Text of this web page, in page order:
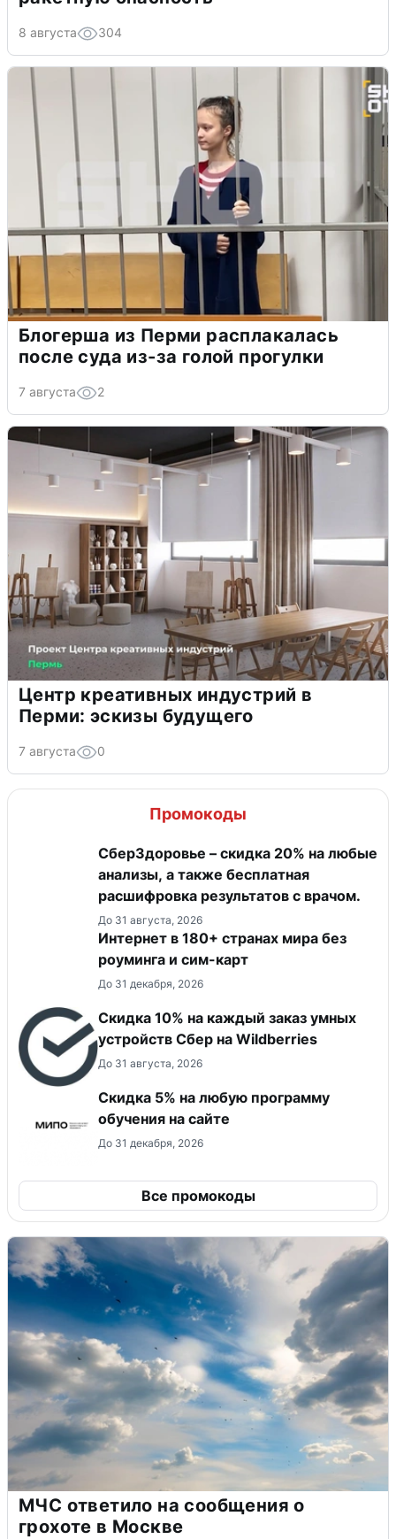
8 августа 304
Блогерша из Перми расплакалась
после суда из-за голой прогулки
7 августа 2
Центр креативных индустрий в
Перми: эскизы будущего
7 августа 0
Промокоды
СберЗдоровье – скидка 20% на любые
анализы, а также бесплатная
расшифровка результатов с врачом.
До 31 августа, 2026
Интернет в 180+ странах мира без
роуминга и сим-карт
До 31 декабря, 2026
Скидка 10% на каждый заказ умных
устройств Сбер на Wildberries
До 31 августа, 2026
Скидка 5% на любую программу
обучения на сайте
До 31 декабря, 2026
Все промокоды
МЧС ответило на сообщения о
грохоте в Москве